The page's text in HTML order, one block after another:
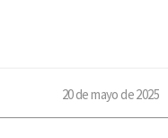
20 de mayo de 2025